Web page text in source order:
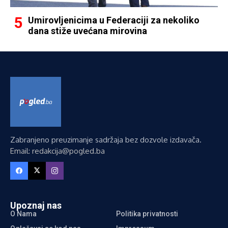
Umirovljenicima u Federaciji za nekoliko
dana stiže uvećana mirovina
Zabranjeno preuzimanje sadržaja bez dozvole izdavača.
Email: redakcija@pogled.ba
Upoznaj nas
O Nama
Politika privatnosti